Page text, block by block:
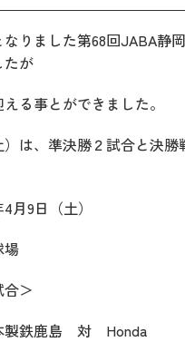
なりました第68回JABA静
たが
る事とができました。
は、準決勝２試合と決勝
9日（土）
＞
鉄鹿島 対 Honda